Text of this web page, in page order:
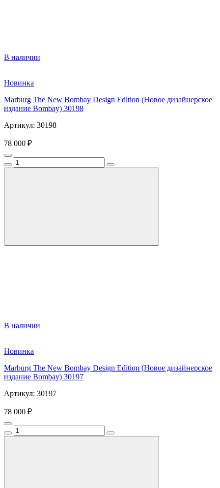
В наличии
Новинка
Marburg The New Bombay Design Edition (Новое дизайнерское
издание Bombay) 30198
Артикул: 30198
78 000 ₽
В наличии
Новинка
Marburg The New Bombay Design Edition (Новое дизайнерское
издание Bombay) 30197
Артикул: 30197
78 000 ₽